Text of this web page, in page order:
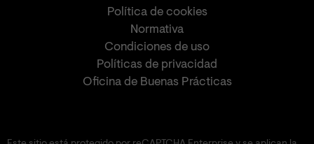
Política de cookies
Normativa
Condiciones de uso
Políticas de privacidad
Oficina de Buenas Prácticas